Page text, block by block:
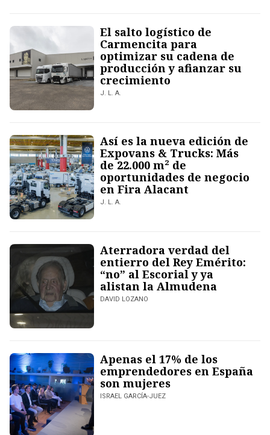
El salto logístico de
Carmencita para
optimizar su cadena de
producción y afianzar su
crecimiento
J. L. A.
Así es la nueva edición de
Expovans & Trucks: Más
de 22.000 m² de
oportunidades de negocio
en Fira Alacant
J. L. A.
Aterradora verdad del
entierro del Rey Emérito:
“no” al Escorial y ya
alistan la Almudena
DAVID LOZANO
Apenas el 17% de los
emprendedores en España
son mujeres
ISRAEL GARCÍA-JUEZ